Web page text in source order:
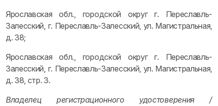
Ярославская обл., городской округ г. Переславль-
Залесский, г. Переславль-Залесский, ул. Магистральная,
д. 38;
Ярославская обл., городской округ г. Переславль-
Залесский, г. Переславль-Залесский, ул. Магистральная,
д. 38, стр. 3.
Владелец регистрационного удостоверения /